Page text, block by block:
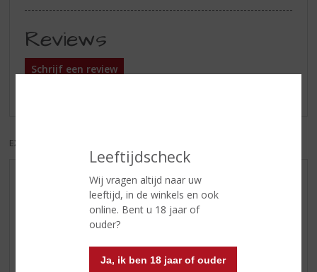
Leeftijdscheck
Wij vragen altijd naar uw
leeftijd, in de winkels en ook
online. Bent u 18 jaar of
ouder?
Ja, ik ben 18 jaar of ouder
Reviews
Schrijf een review
EXCL. BTW
AANBIEDINGEN
WIJN VAN DE MAAND
WHISKY VAN DE MAAND
RUM VAN DE MAAND
BIER VAN DE MAAND